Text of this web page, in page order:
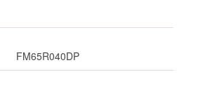
FM65R040DP